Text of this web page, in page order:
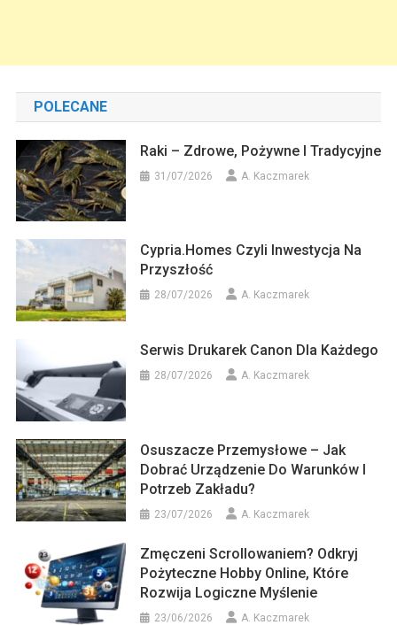
POLECANE
Raki – Zdrowe, Pożywne I Tradycyjne
31/07/2026 A. Kaczmarek
Cypria.homes Czyli Inwestycja Na
Przyszłość
28/07/2026 A. Kaczmarek
Serwis Drukarek Canon Dla Każdego
28/07/2026 A. Kaczmarek
Osuszacze Przemysłowe – Jak
Dobrać Urządzenie Do Warunków I
Potrzeb Zakładu?
23/07/2026 A. Kaczmarek
Zmęczeni Scrollowaniem? Odkryj
Pożyteczne Hobby Online, Które
Rozwija Logiczne Myślenie
23/06/2026 A. Kaczmarek